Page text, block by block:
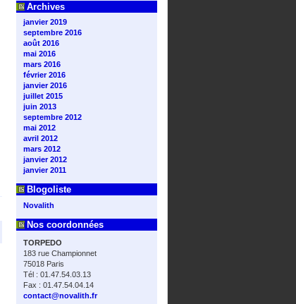
Archives
janvier 2019
septembre 2016
août 2016
mai 2016
mars 2016
février 2016
janvier 2016
juillet 2015
juin 2013
septembre 2012
mai 2012
avril 2012
mars 2012
janvier 2012
janvier 2011
Blogoliste
Novalith
Nos coordonnées
TORPEDO
183 rue Championnet
75018 Paris
Tél : 01.47.54.03.13
Fax : 01.47.54.04.14
contact@novalith.fr